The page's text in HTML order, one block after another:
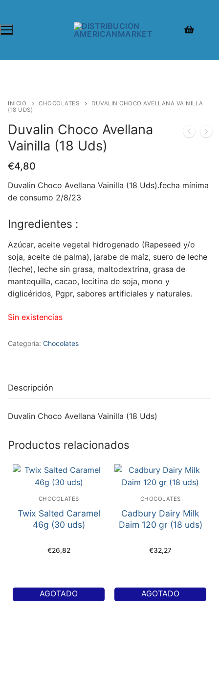
INICIO CHOCOLATES
DUVALIN CHOCO AVELLANA VAINILLA
(18 UDS)
Duvalin Choco Avellana
Vainilla (18 Uds)
€4,80
Duvalin Choco Avellana Vainilla (18 Uds).fecha mínima
de consumo 2/8/23
Ingredientes :
Azúcar, aceite vegetal hidrogenado (Rapeseed y/o
soja, aceite de palma), jarabe de maíz, suero de leche
(leche), leche sin grasa, maltodextrina, grasa de
mantequilla, cacao, lecitina de soja, mono y
diglicéridos, Pgpr, sabores artificiales y naturales.
Sin existencias
Categoría: Chocolates
Descripción
Duvalin Choco Avellana Vainilla (18 Uds)
Productos relacionados
CHOCOLATES
Twix Salted Caramel
46g (30 uds)
€26,82
AGOTADO
CHOCOLATES
Cadbury Dairy Milk
Daim 120 gr (18 uds)
€32,27
AGOTADO